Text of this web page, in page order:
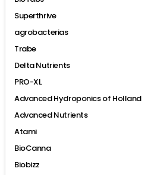
Superthrive
agrobacterias
Trabe
Delta Nutrients
PRO-XL
Advanced Hydroponics of Holland
Advanced Nutrients
Atami
BioCanna
Biobizz